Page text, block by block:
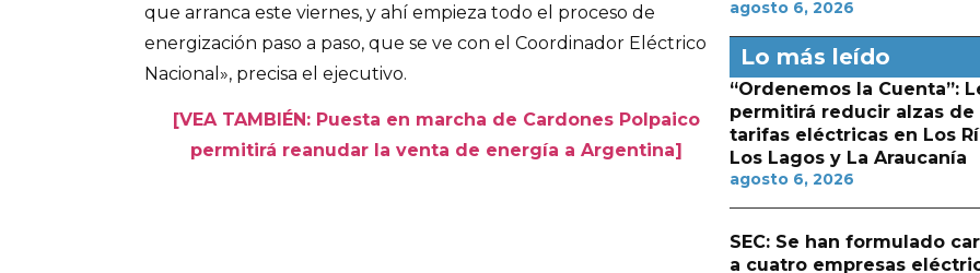
que arranca este viernes, y ahí empieza todo el proceso de
energización paso a paso, que se ve con el Coordinador Eléctrico
Nacional», precisa el ejecutivo.
[VEA TAMBIÉN: Puesta en marcha de Cardones Polpaico
permitirá reanudar la venta de energía a Argentina]
agosto 6, 2026
Lo más leído
“Ordenemos la Cuenta”:
permitirá reducir alzas de
tarifas eléctricas en Los
Los Lagos y La Araucanía
agosto 6, 2026
SEC: Se han formulado
a cuatro empresas